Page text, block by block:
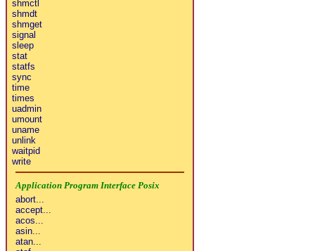
shmctl
shmdt
shmget
signal
sleep
stat
statfs
sync
time
times
uadmin
umount
uname
unlink
waitpid
write